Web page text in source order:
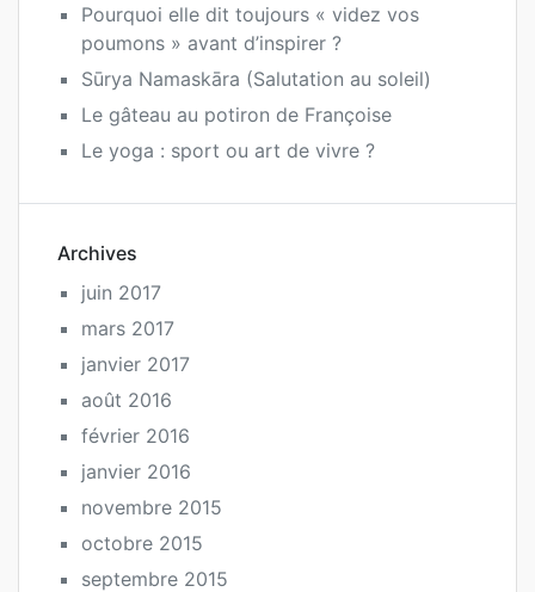
Pourquoi elle dit toujours « videz vos
poumons » avant d’inspirer ?
Sūrya Namaskāra (Salutation au soleil)
Le gâteau au potiron de Françoise
Le yoga : sport ou art de vivre ?
Archives
juin 2017
mars 2017
janvier 2017
août 2016
février 2016
janvier 2016
novembre 2015
octobre 2015
septembre 2015